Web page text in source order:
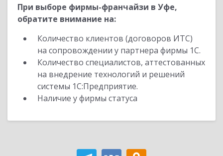
При выборе фирмы-франчайзи в Уфе,
обратите внимание на:
Количество клиентов (договоров ИТС)
на сопровождении у партнера фирмы 1С.
Количество специалистов, аттестованных
на внедрение технологий и решений
системы 1С:Предприятие.
Наличие у фирмы статуса